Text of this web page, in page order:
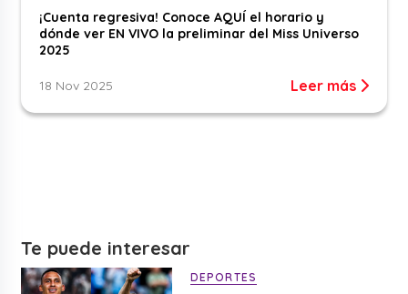
¡Cuenta regresiva! Conoce AQUÍ el horario y
dónde ver EN VIVO la preliminar del Miss Universo
2025
18 Nov 2025 Leer más
Te puede interesar
DEPORTES